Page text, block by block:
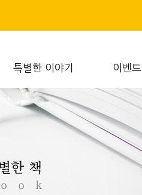
특별한 이야기 이벤트